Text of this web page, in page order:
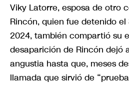
Viky Latorre, esposa de otro
Rincón, quien fue detenido
2024, también compartió su
desaparición de Rincón dejó
angustia hasta que, meses
llamada que sirvió de